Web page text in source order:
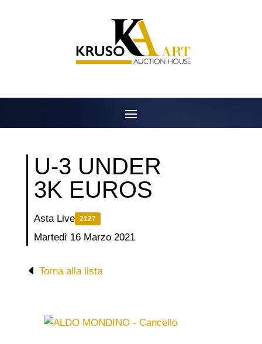
U-3 UNDER
3K EUROS
Asta Live 2127
Martedì 16 Marzo 2021
Torna alla lista